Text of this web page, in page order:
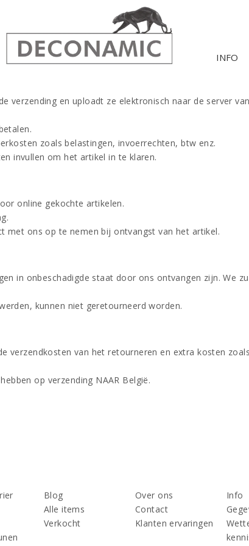
INFO
verzending en uploadt ze elektronisch naar de server
zoals belastingen, invoerrechten, btw enz.
invullen om het artikel in te klaren.
online gekochte artikelen.
met ons op te nemen bij ontvangst van het artikel.
in onbeschadigde staat door ons ontvangen zijn. We
kunnen niet geretourneerd worden.
verzendkosten van het retourneren en extra kosten
op verzending NAAR België.
Blog
Alle items
Verkocht
Over ons
Contact
Klanten ervaringen
Info